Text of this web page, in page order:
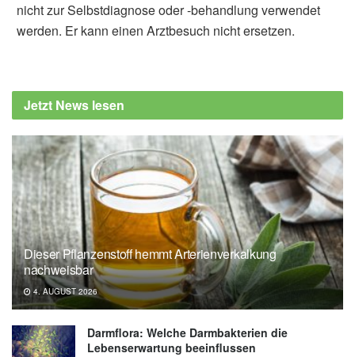
Cardiovascular Health on Adult
Cardiovascular Disease (veröffentlicht
Childhood Risk Factors and Adulthood
Cardiovascular Disease: A Systematic
Review; in: Journal of Pediatrics
(veröffentlicht Mai 2021),Journal of
Pediatrics
nicht zur Selbstdiagnose oder -behandlung verwendet
werden. Er kann einen Arztbesuch nicht ersetzen.
Jetzt News lesen
Dieser Pflanzenstoff hemmt Arterienverkalkung
nachweisbar
4. AUGUST 2026
Darmflora: Welche Darmbakterien die
Lebenserwartung beeinflussen